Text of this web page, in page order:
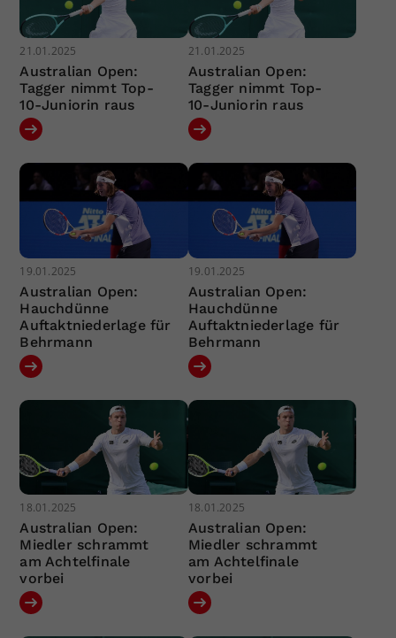
21.01.2025
Australian Open:
Tagger nimmt Top-
10-Juniorin raus
21.01.2025
Australian Open:
Tagger nimmt Top-
10-Juniorin raus
19.01.2025
Australian Open:
Hauchdünne
Auftaktniederlage für
Behrmann
19.01.2025
Australian Open:
Hauchdünne
Auftaktniederlage für
Behrmann
18.01.2025
Australian Open:
Miedler schrammt
am Achtelfinale
vorbei
18.01.2025
Australian Open:
Miedler schrammt
am Achtelfinale
vorbei